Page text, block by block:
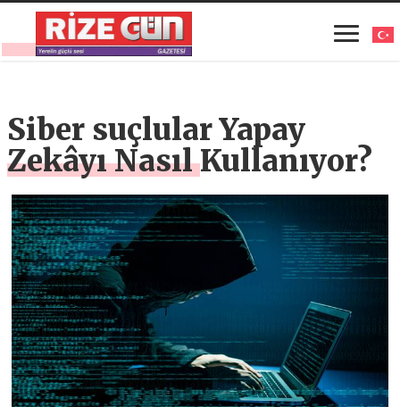
Siber suçlular Yapay
Zekâyı Nasıl Kullanıyor?